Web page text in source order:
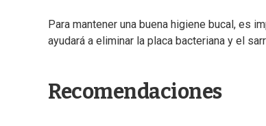
Para mantener una buena higiene bucal, es
ayudará a eliminar la placa bacteriana y el
Recomendaciones